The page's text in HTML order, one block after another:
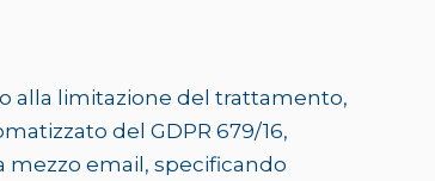
alla limitazione del trattamento,
del GDPR 679/16,
mezzo email, specificando